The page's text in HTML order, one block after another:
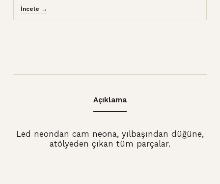
İncele →
Açıklama
Led neondan cam neona, yılbaşından düğüne,
atölyeden çıkan tüm parçalar.